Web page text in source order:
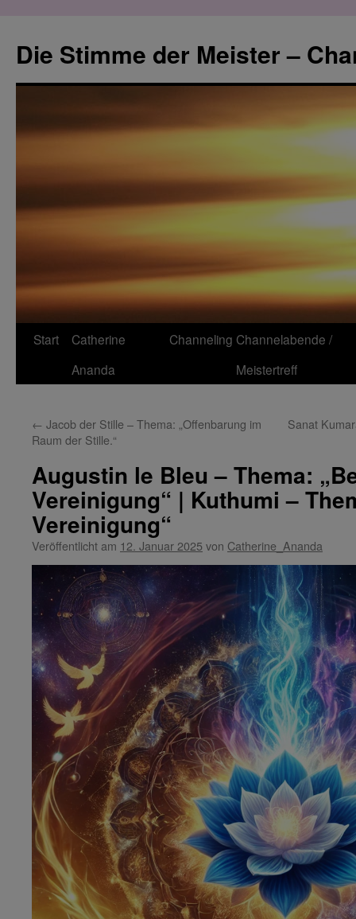
springen
Die Stimme der Meister –
Start
Catherine
Ananda
Channeling Channelabende /
Meistertreff
← Jacob der Stille – Thema: „Offenbarung im
Raum der Stille.“
Sanat
Augustin le Bleu – Thema:
Vereinigung“ | Kuthumi –
Vereinigung“
Veröffentlicht am 12. Januar 2025 von Catherine_Ananda